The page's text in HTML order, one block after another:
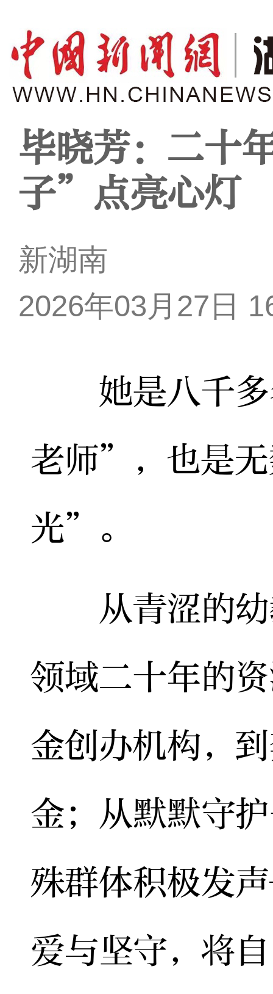
毕晓芳：二十
子”点亮心灯
新湖南
2026年03月27日
她是八千多
老师”，也是
光”。
从青涩的幼
领域二十年的
金创办机构，
金；从默默守
殊群体积极发
爱与坚守，将